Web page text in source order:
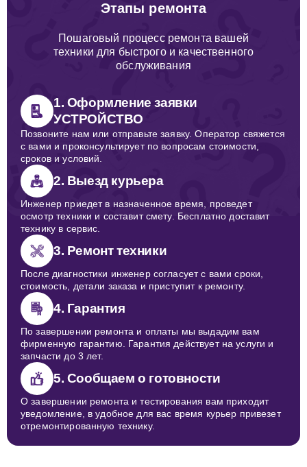
Этапы ремонта
Пошаговый процесс ремонта вашей
техники для быстрого и качественного
обслуживания
1. Оформление заявки
УСТРОЙСТВО
Позвоните нам или отправьте заявку. Оператор свяжется
с вами и проконсультирует по вопросам стоимости,
сроков и условий.
2. Выезд курьера
Инженер приедет в назначенное время, проведет
осмотр техники и составит смету. Бесплатно доставит
технику в сервис.
3. Ремонт техники
После диагностики инженер согласует с вами сроки,
стоимость, детали заказа и приступит к ремонту.
4. Гарантия
По завершении ремонта и оплаты мы выдадим вам
фирменную гарантию. Гарантия действует на услуги и
запчасти до 3 лет.
5. Сообщаем о готовности
О завершении ремонта и тестирования вам приходит
уведомление, в удобное для вас время курьер привезет
отремонтированную технику.